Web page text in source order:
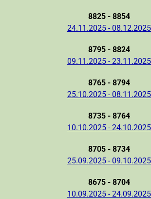
8825 - 8854
24.11.2025 - 08.12.2025
8795 - 8824
09.11.2025 - 23.11.2025
8765 - 8794
25.10.2025 - 08.11.2025
8735 - 8764
10.10.2025 - 24.10.2025
8705 - 8734
25.09.2025 - 09.10.2025
8675 - 8704
10.09.2025 - 24.09.2025